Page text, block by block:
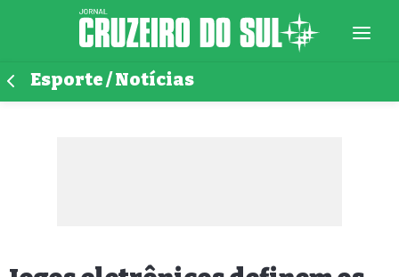
Esporte / Notícias